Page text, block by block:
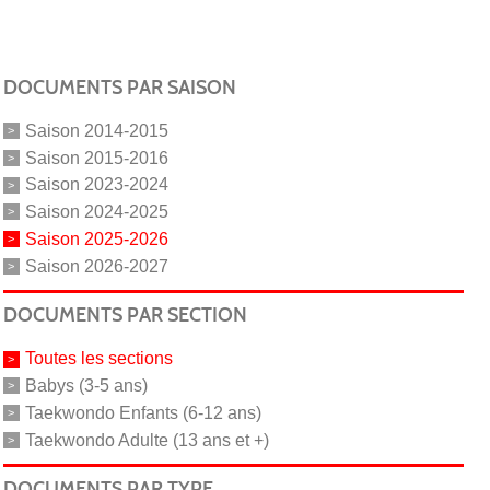
DOCUMENTS PAR SAISON
Saison 2014-2015
Saison 2015-2016
Saison 2023-2024
Saison 2024-2025
Saison 2025-2026
Saison 2026-2027
DOCUMENTS PAR SECTION
Toutes les sections
Babys (3-5 ans)
Taekwondo Enfants (6-12 ans)
Taekwondo Adulte (13 ans et +)